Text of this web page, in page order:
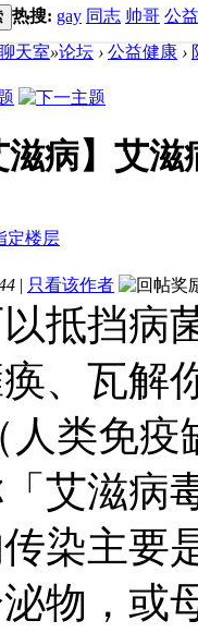
热搜: gay 同志 帅哥 公益
天室»论坛 › 公益健康 ›
滋病】艾
| 只看该作者
抵挡病
、瓦解
人类免
艾滋病
染主要
物，或